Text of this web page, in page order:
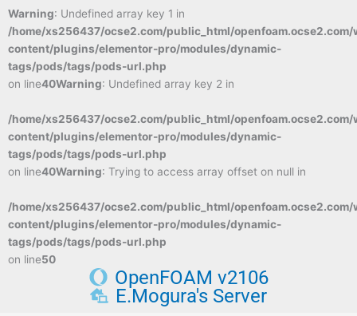
Warning: Undefined array key 1 in
/home/xs256437/ocse2.com/public_html/openfoam.ocse2.com/
content/plugins/elementor-pro/modules/dynamic-
tags/pods/tags/pods-url.php
on line40Warning: Undefined array key 2 in
/home/xs256437/ocse2.com/public_html/openfoam.ocse2.com/
content/plugins/elementor-pro/modules/dynamic-
tags/pods/tags/pods-url.php
on line40Warning: Trying to access array offset on null in
/home/xs256437/ocse2.com/public_html/openfoam.ocse2.com/
content/plugins/elementor-pro/modules/dynamic-
tags/pods/tags/pods-url.php
on line50
OpenFOAM v2106
E.Mogura's Server